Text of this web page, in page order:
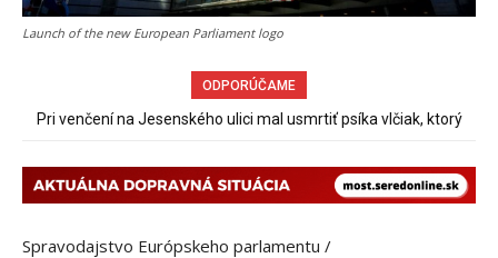
Launch of the new European Parliament logo
ODPORÚČAME
Pri venčení na Jesenského ulici mal usmrtiť psíka vlčiak, ktorý
Sereď niekedy bola mestom s výborným napojením na
Spravodajstvo Európskeho parlamentu /